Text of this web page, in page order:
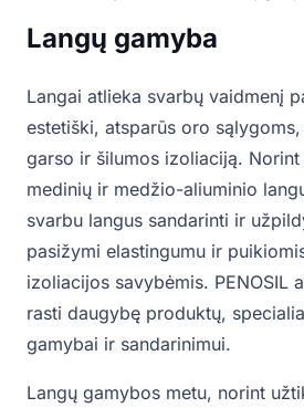
Langų gamyba
Langai atlieka svarbų vaidmenį
estetiški, atsparūs oro
garso ir šilumos izoliaciją. Norint
medinių ir medžio-aliuminio
svarbu langus sandarinti ir
pasižymi elastingumu ir
izoliacijos savybėmis. PENOSIL
rasti daugybę produktų,
gamybai ir sandarinimui.
Langų gamybos metu, norint